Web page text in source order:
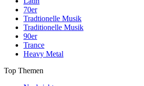
70er
Tradtionelle Musik
Traditionelle Musik
90er
Trance
Heavy Metal
Top Themen